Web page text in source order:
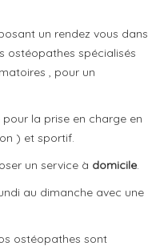
un rendez vous dans
ostéopathes spécialisés
, pour un
la prise en charge en
) et sportif.
un service à domicile.
au dimanche avec une
ostéopathes sont